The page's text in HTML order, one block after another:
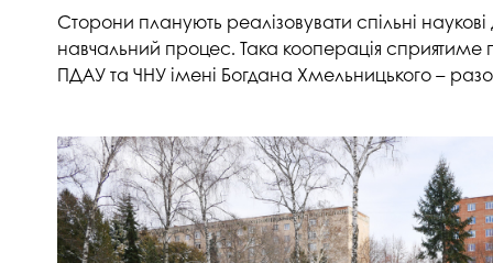
Асоціація випускників
3D тур по університету
Публічна інформація
Антикорупційна діяльність
Меморіал пам'яті
Психологічна
Омбудсмен
освітнього процесу
Студентське
Навчально-
Дорадча служба
Сторони планують реалізовувати спільні
навчальний процес. Така кооперація сприятиме
ПДАУ та ЧНУ імені Богдана Хмельницького –